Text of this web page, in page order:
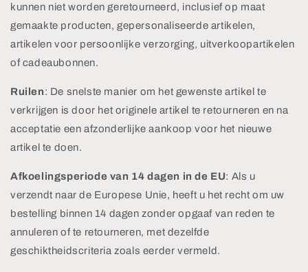
kunnen niet worden geretourneerd, inclusief op maat
gemaakte producten, gepersonaliseerde artikelen,
artikelen voor persoonlijke verzorging, uitverkoopartikelen
of cadeaubonnen.
Ruilen: De snelste manier om het gewenste artikel te
verkrijgen is door het originele artikel te retourneren en na
acceptatie een afzonderlijke aankoop voor het nieuwe
artikel te doen.
Afkoelingsperiode van 14 dagen in de EU: Als u
verzendt naar de Europese Unie, heeft u het recht om uw
bestelling binnen 14 dagen zonder opgaaf van reden te
annuleren of te retourneren, met dezelfde
geschiktheidscriteria zoals eerder vermeld.